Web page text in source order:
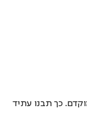
כך תבנו עתיד